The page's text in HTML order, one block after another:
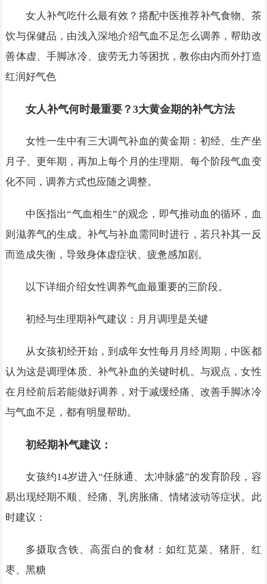
女人补气吃什么最有效？搭配中医推荐补气食物、茶
饮与保健品，由浅入深地介绍气血不足怎么调养，帮助改
善体虚、手脚冰冷、疲劳无力等困扰，教你由内而外打造
红润好气色
女人补气何时最重要？3大黄金期的补气方法
女性一生中有三大调气补血的黄金期：初经、生产坐
月子、更年期，再加上每个月的生理期。每个阶段气血变
化不同，调养方式也应随之调整。
中医指出“气血相生”的观念，即气推动血的循环，血
则滋养气的生成。补气与补血需同时进行，若只补其一反
而造成失衡，导致身体虚症状、疲惫感加剧。
以下详细介绍女性调养气血最重要的三阶段。
初经与生理期补气建议：月月调理是关键
从女孩初经开始，到成年女性每月月经周期，中医都
认为这是调理体质、补气补血的关键时机。与观点，女性
在月经前后若能做好调养，对于减缓经痛、改善手脚冰冷
与气血不足，都有明显帮助。
初经期补气建议：
女孩约14岁进入“任脉通、太冲脉盛”的发育阶段，容
易出现经期不顺、经痛、乳房胀痛、情绪波动等症状。此
时建议：
多摄取含铁、高蛋白的食材：如红苋菜、猪肝、红
枣、黑糖